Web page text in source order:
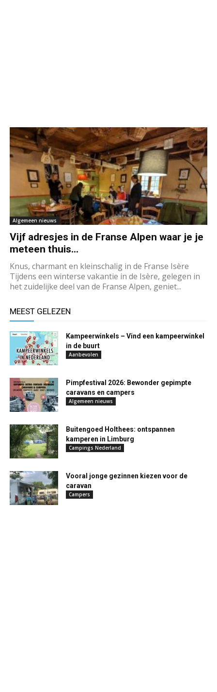
Algemeen nieuws
Vijf adresjes in de Franse Alpen waar je je
meteen thuis...
Knus, charmant en kleinschalig in de Franse Isère
Tijdens een winterse vakantie in de Isère, gelegen in
het zuidelijke deel van de Franse Alpen, geniet...
MEEST GELEZEN
Kampeerwinkels – Vind een kampeerwinkel
in de buurt
Aanbevolen
Pimpfestival 2026: Bewonder gepimpte
caravans en campers
Algemeen nieuws
Buitengoed Holthees: ontspannen
kamperen in Limburg
Campings Nederland
Vooral jonge gezinnen kiezen voor de
caravan
Campers